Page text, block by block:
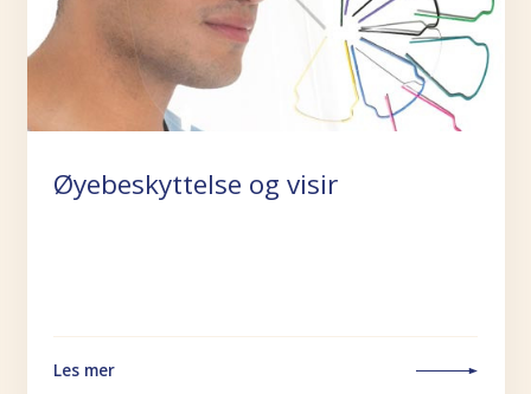
Øyebeskyttelse og visir
Les mer